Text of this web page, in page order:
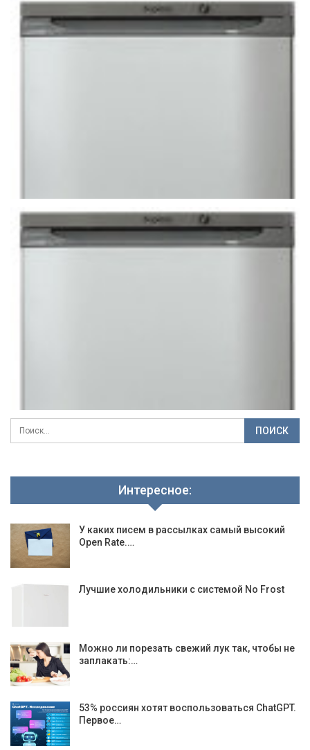
Интересное:
У каких писем в рассылках самый высокий
Open Rate.…
Лучшие холодильники с системой No Frost
Можно ли порезать свежий лук так, чтобы не
заплакать:…
53% россиян хотят воспользоваться ChatGPT.
Первое…